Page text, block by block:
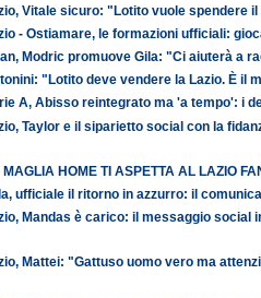
Vitale sicuro: "Lotito vuole spendere
- Ostiamare, le formazioni ufficiali:
Modric promuove Gila: "Ci aiuterà a
"Lotito deve vendere la Lazio. È il
A, Abisso reintegrato ma 'a tempo': i
Taylor e il siparietto social con la
HOME TI ASPETTA AL LAZIO
ufficiale il ritorno in azzurro: il
Mandas è carico: il messaggio social
Mattei: "Gattuso uomo vero ma